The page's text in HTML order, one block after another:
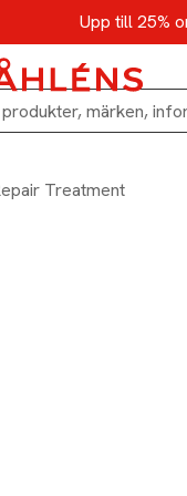
Upp till 25%
Treatment